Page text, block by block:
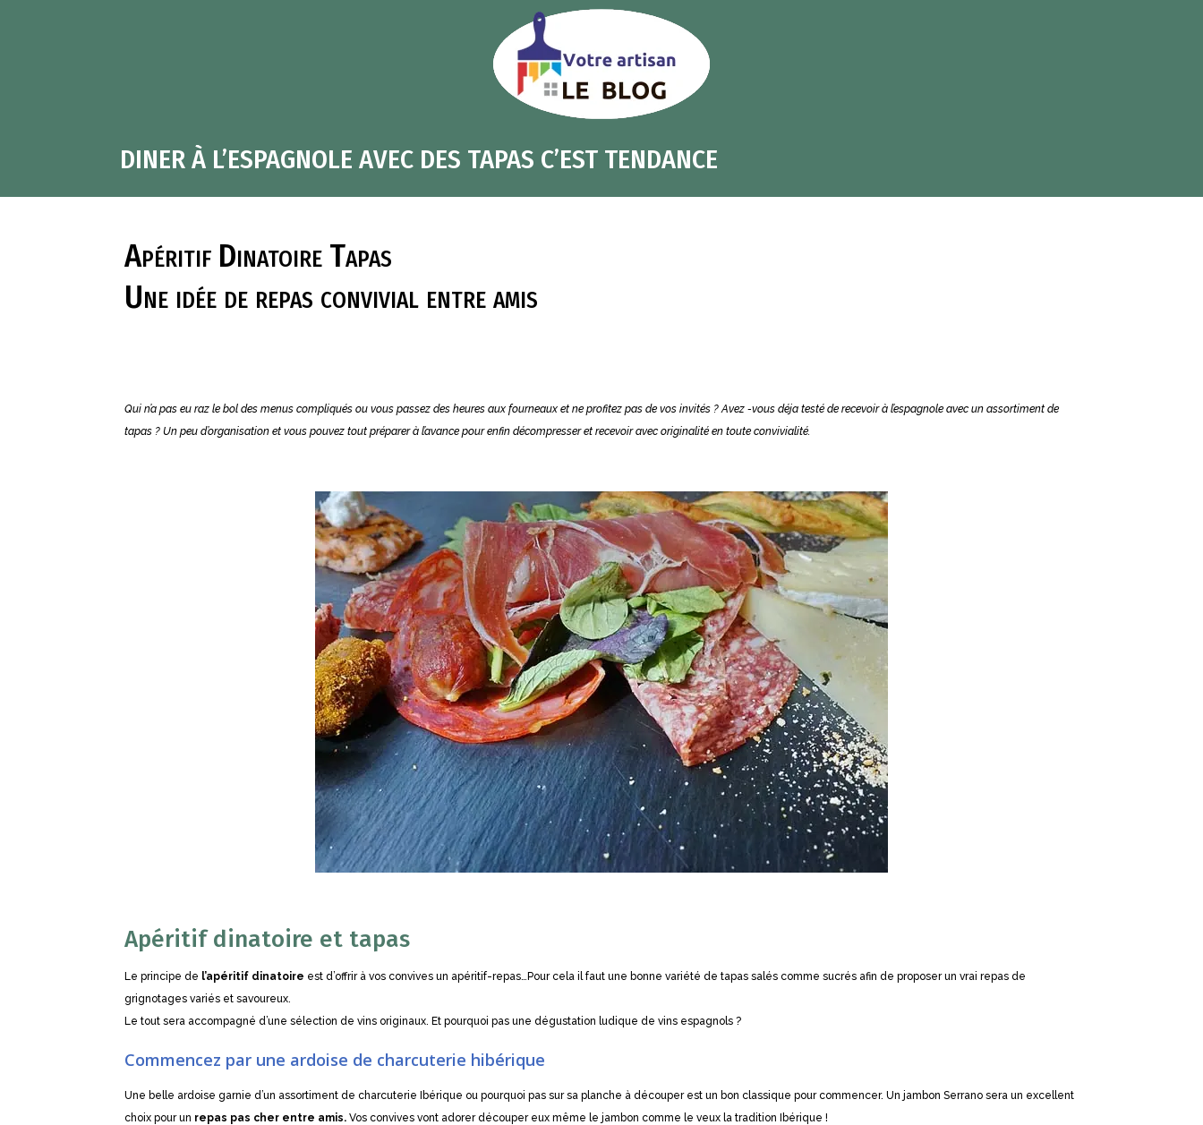
DINER À L’ESPAGNOLE AVEC DES TAPAS C’EST TENDANCE
Apéritif Dinatoire Tapas
Une idée de repas convivial entre amis
Qui n’a pas eu raz le bol des menus compliqués ou vous passez des heures aux fourneaux et ne profitez pas de vos invités ? Avez -vous déja testé de recevoir à l’espagnole avec un assortiment de
tapas ? Un peu d’organisation et vous pouvez tout préparer à l’avance pour enfin décompresser et recevoir avec originalité en toute convivialité.
Apéritif dinatoire et tapas
Le principe de l’apéritif dinatoire est d’offrir à vos convives un apéritif-repas…Pour cela il faut une bonne variété de tapas salés comme sucrés afin de proposer un vrai repas de
grignotages variés et savoureux.
Le tout sera accompagné d’une sélection de vins originaux. Et pourquoi pas une dégustation ludique de vins espagnols ?
Commencez par une ardoise de charcuterie hibérique
Une belle ardoise garnie d’un assortiment de charcuterie Ibérique ou pourquoi pas sur sa planche à découper est un bon classique pour commencer. Un jambon Serrano sera un excellent
choix pour un repas pas cher entre amis. Vos convives vont adorer découper eux même le jambon comme le veux la tradition Ibérique !